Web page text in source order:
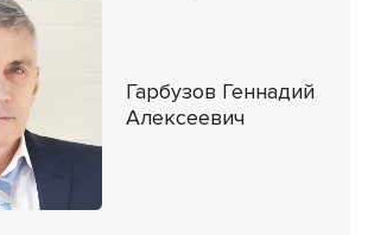
Гарбузов Геннадий
Алексеевич